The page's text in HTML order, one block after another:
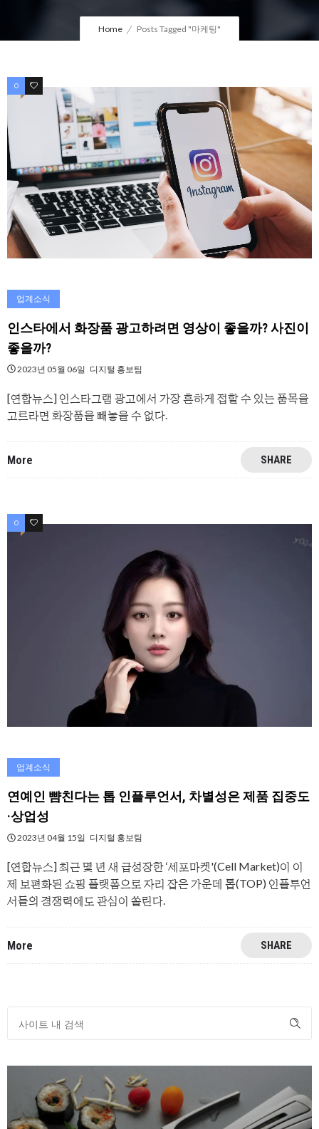
Home Posts Tagged "마케팅"
0 0
업계소식
인스타에서 화장품 광고하려면 영상이 좋을까? 사진이
좋을까?
2023년 05월 06일 디지털 홍보팀
[연합뉴스] 인스타그램 광고에서 가장 흔하게 접할 수 있는 품목을
고르라면 화장품을 빼놓을 수 없다.
More SHARE
0 1
업계소식
연예인 뺨친다는 톱 인플루언서, 차별성은 제품 집중도
·상업성
2023년 04월 15일 디지털 홍보팀
[연합뉴스] 최근 몇 년 새 급성장한 ‘세포마켓'(Cell Market)이 이
제 보편화된 쇼핑 플랫폼으로 자리 잡은 가운데 톱(TOP) 인플루언
서들의 경쟁력에도 관심이 쏠린다.
More SHARE